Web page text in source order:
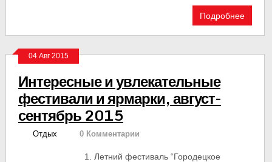
Подробнее
04 Авг 2015
Интересные и увлекательные
фестивали и ярмарки, август-
сентябрь 2015
Отдых 0 Комментарии
1. Летний фестиваль “Городецкое